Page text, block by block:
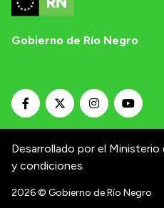
Gobierno de Río Negro
Desarrollado por el Ministerio
y condiciones
2026© Gobierno de Río Negro